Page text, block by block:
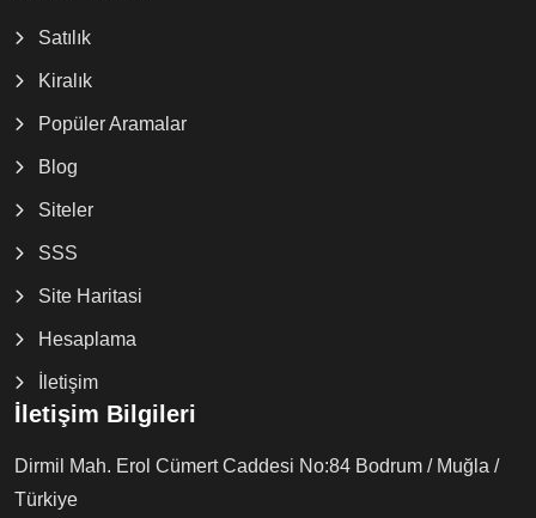
Satılık
Kiralık
Popüler Aramalar
Blog
Siteler
SSS
Site Haritasi
Hesaplama
İletişim
İletişim Bilgileri
Dirmil Mah. Erol Cümert Caddesi No:84 Bodrum / Muğla /
Türkiye